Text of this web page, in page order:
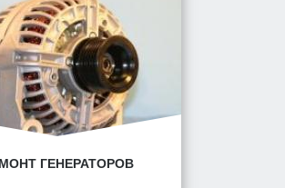
ГЕНЕРАТОРОВ